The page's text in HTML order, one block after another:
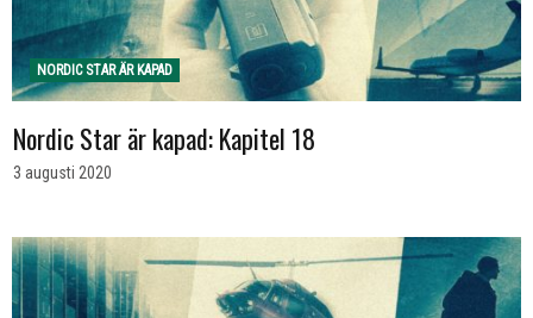
NORDIC STAR ÄR KAPAD
Nordic Star är kapad: Kapitel 18
3 augusti 2020